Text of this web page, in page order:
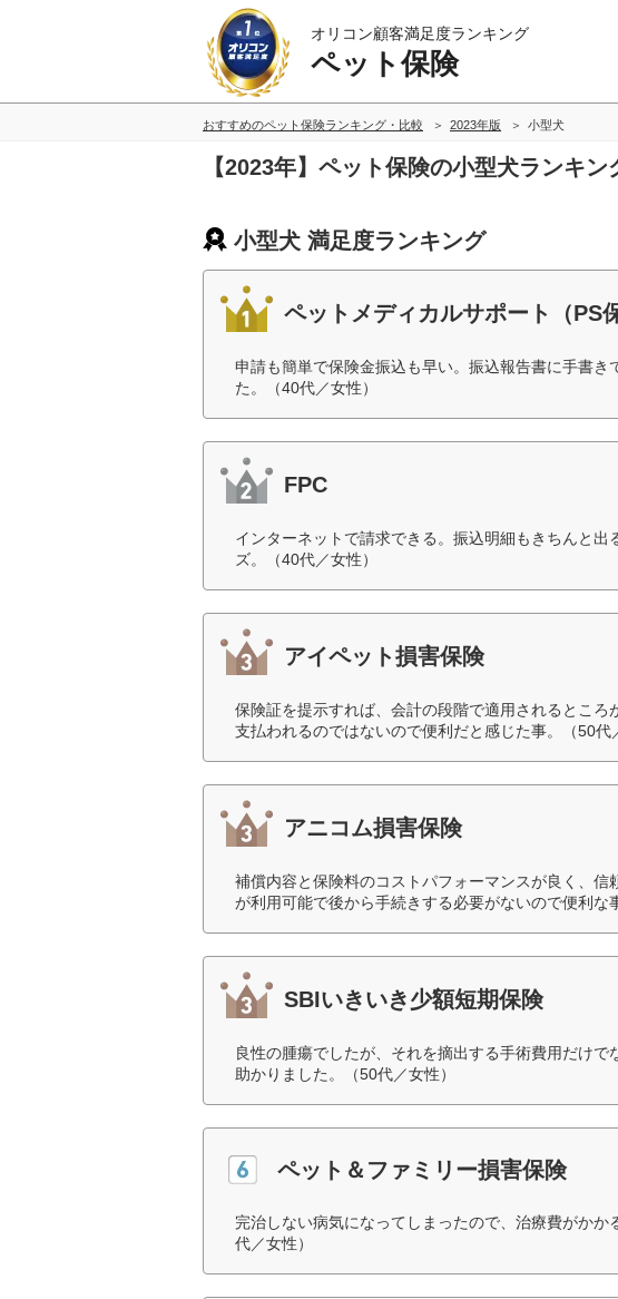
オリコン顧客満足度ランキング
ペット保険
おすすめのペット保険ランキング・比較 2023年版 小型犬
【2023年】ペット保険の小型犬ランキン
小型犬 満足度ランキング
ペットメディカルサポート（PS
申請も簡単で保険金振込も早い。振込報告書に手書き
た。（40代／女性）
FPC
インターネットで請求できる。振込明細もきちんと
ズ。（40代／女性）
アイペット損害保険
保険証を提示すれば、会計の段階で適用されるところ
支払われるのではないので便利だと感じた事。（50代
アニコム損害保険
補償内容と保険料のコストパフォーマンスが良く、
が利用可能で後から手続きする必要がないので便利な
SBIいきいき少額短期保険
良性の腫瘍でしたが、それを摘出する手術費用だけ
助かりました。（50代／女性）
ペット＆ファミリー損害保険
完治しない病気になってしまったので、治療費がか
代／女性）